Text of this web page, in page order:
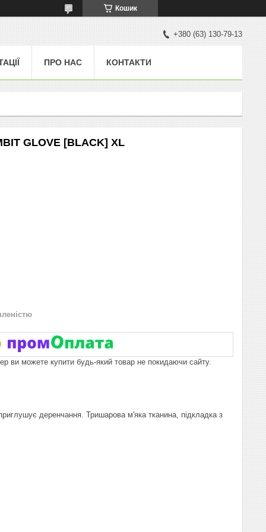
Кошик
+380 (63) 130-79-13
ПРО НАС КОНТАКТИ
GLOVE [BLACK] XL
ви можете купити будь-який товар не покидаючи сайту.
деренчання. Тришарова м'яка тканина, підкладка з